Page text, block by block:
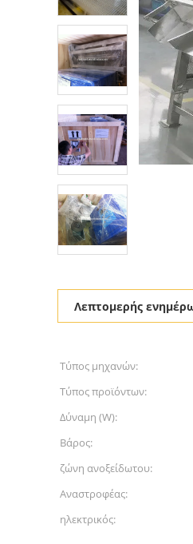
Λεπτομερής
Τύπος μηχανών:
Τύπος προϊόντων:
Δύναμη (W):
Βάρος:
ζώνη ανοξείδωτου:
Αναστροφέας:
ηλεκτρικός: